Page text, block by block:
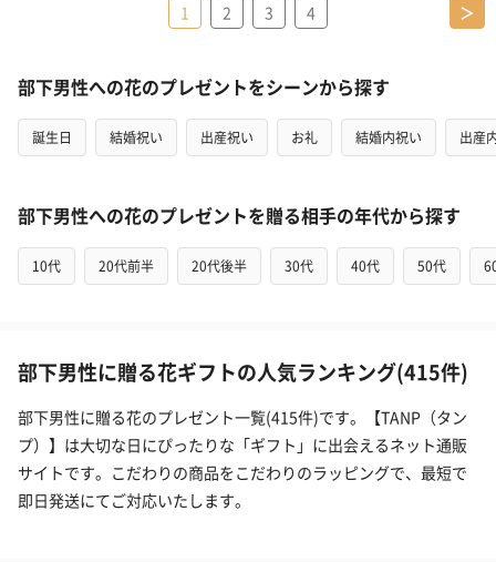
1 2 3 4 ＞
部下男性への花のプレゼントをシーンから探す
誕生日 結婚祝い 出産祝い お礼 結婚内祝い 出産
部下男性への花のプレゼントを贈る相手の年代から探す
10代 20代前半 20代後半 30代 40代 50代
部下男性に贈る花ギフトの人気ランキング(415件)
部下男性に贈る花のプレゼント一覧(415件)です。【TANP（タン
プ）】は大切な日にぴったりな「ギフト」に出会えるネット通販
サイトです。こだわりの商品をこだわりのラッピングで、最短で
即日発送にてご対応いたします。